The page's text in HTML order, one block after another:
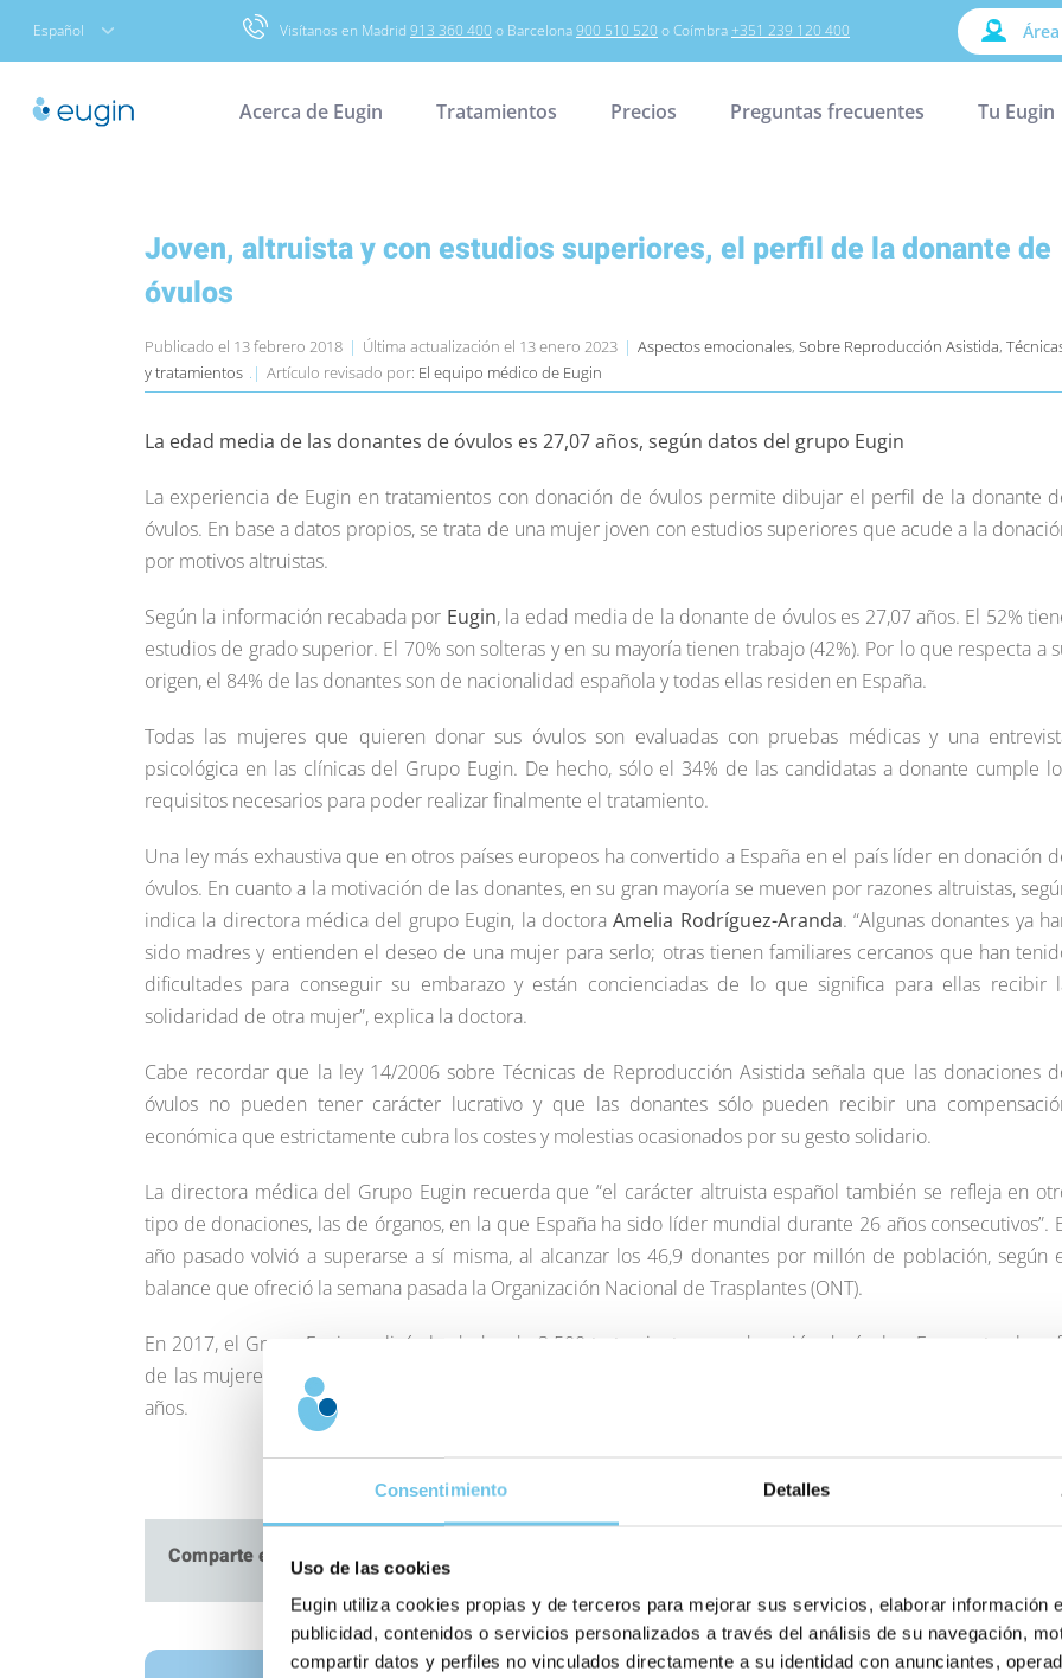
Consentimiento Detalles
Uso de las cookies
Eugin utiliza cookies propias y de terceros para mejorar sus servicios, elaborar información
publicidad, contenidos o servicios personalizados a través del análisis de su navegación,
compartir datos y perfiles no vinculados directamente a su identidad con anunciantes,
Español Visítanos en Madrid 913 360 400 o Barcelona900 510 520 o Coímbra+351 239 120 400
Acerca de Eugin Tratamientos Precios Preguntas frecuentes Tu Eugin
Joven, altruista y con estudios superiores, el perfil de la donante de
óvulos
Publicado el 13 febrero 2018 | Última actualización el 13 enero 2023 | Aspectos emocionales, Sobre Reproducción Asistida,
y tratamientos .| Artículo revisado por: El equipo médico de Eugin
La edad media de las donantes de óvulos es 27,07 años, según datos del grupo Eugin
La experiencia de Eugin en tratamientos con donación de óvulos permite dibujar el perfil de la donante
óvulos. En base a datos propios, se trata de una mujer joven con estudios superiores que acude a la
por motivos altruistas.
Según la información recabada por Eugin, la edad media de la donante de óvulos es 27,07 años. El 52%
estudios de grado superior. El 70% son solteras y en su mayoría tienen trabajo (42%). Por lo que respecta a
origen, el 84% de las donantes son de nacionalidad española y todas ellas residen en España.
Todas las mujeres que quieren donar sus óvulos son evaluadas con pruebas médicas y una
psicológica en las clínicas del Grupo Eugin. De hecho, sólo el 34% de las candidatas a donante cumple
requisitos necesarios para poder realizar finalmente el tratamiento.
Una ley más exhaustiva que en otros países europeos ha convertido a España en el país líder en donación
óvulos. En cuanto a la motivación de las donantes, en su gran mayoría se mueven por razones altruistas,
indica la directora médica del grupo Eugin, la doctoraAmelia Rodríguez-Aranda. “Algunas donantes ya
sido madres y entienden el deseo de una mujer para serlo; otras tienen familiares cercanos que han
dificultades para conseguir su embarazo y están concienciadas de lo que significa para ellas recibir
solidaridad de otra mujer”, explica la doctora.
Cabe recordar que la ley 14/2006 sobre Técnicas de Reproducción Asistida señala que las donaciones
óvulos no pueden tener carácter lucrativo y que las donantes sólo pueden recibir una
económica que estrictamente cubra los costes y molestias ocasionados por su gesto solidario.
La directora médica del Grupo Eugin recuerda que “el carácter altruista español también se refleja en
tipo de donaciones, las de órganos, en la que España ha sido líder mundial durante 26 años consecutivos”.
año pasado volvió a superarse a sí misma, al alcanzar los 46,9 donantes por millón de población, según
balance que ofreció la semana pasada la Organización Nacional de Trasplantes (ONT).
En 2017, el Grupo Eugin realizó alrededor de 3.500 tratamientos con donación de óvulos. En cuanto al
de las mujeres que recurren a una fecundación in vitro con óvulos de donante, la media de edad es de 42
años.
Comparte este artículo